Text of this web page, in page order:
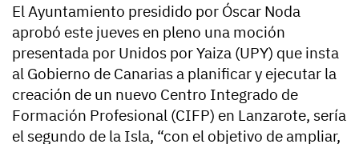
El Ayuntamiento presidido por Óscar Noda
aprobó este jueves en pleno una moción
presentada por Unidos por Yaiza (UPY) que insta
al Gobierno de Canarias a planificar y ejecutar la
creación de un nuevo Centro Integrado de
Formación Profesional (CIFP) en Lanzarote, sería
el segundo de la Isla, “con el objetivo de ampliar,